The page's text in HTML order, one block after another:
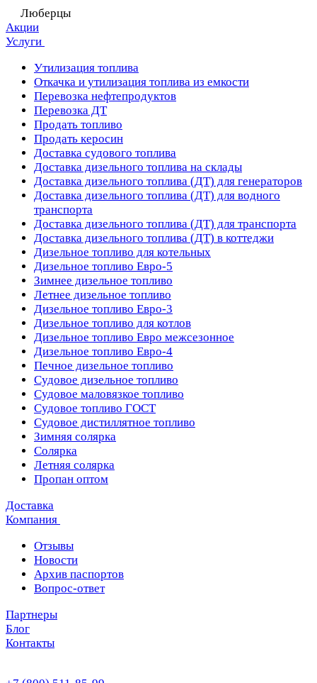
Люберцы
Акции
Услуги
Утилизация топлива
Откачка и утилизация топлива из емкости
Перевозка нефтепродуктов
Перевозка ДТ
Продать топливо
Продать керосин
Доставка судового топлива
Доставка дизельного топлива на склады
Доставка дизельного топлива (ДТ) для генераторов
Доставка дизельного топлива (ДТ) для водного
транспорта
Доставка дизельного топлива (ДТ) для транспорта
Доставка дизельного топлива (ДТ) в коттеджи
Дизельное топливо для котельных
Дизельное топливо Евро-5
Зимнее дизельное топливо
Летнее дизельное топливо
Дизельное топливо Евро-3
Дизельное топливо для котлов
Дизельное топливо Евро межсезонное
Дизельное топливо Евро-4
Печное дизельное топливо
Судовое дизельное топливо
Судовое маловязкое топливо
Судовое топливо ГОСТ
Судовое дистиллятное топливо
Зимняя солярка
Солярка
Летняя солярка
Пропан оптом
Доставка
Компания
Отзывы
Новости
Архив паспортов
Вопрос-ответ
Партнеры
Блог
Контакты